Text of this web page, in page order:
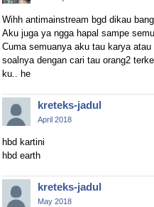
Wihh antimainstream bgd dikau
Aku juga ya ngga hapal sampe
Cuma semuanya aku tau karya
soalnya dengan cari tau orang2
ku.. he
kreteks-jadul
April 2018
hbd kartini
hbd earth
kreteks-jadul
May 2018